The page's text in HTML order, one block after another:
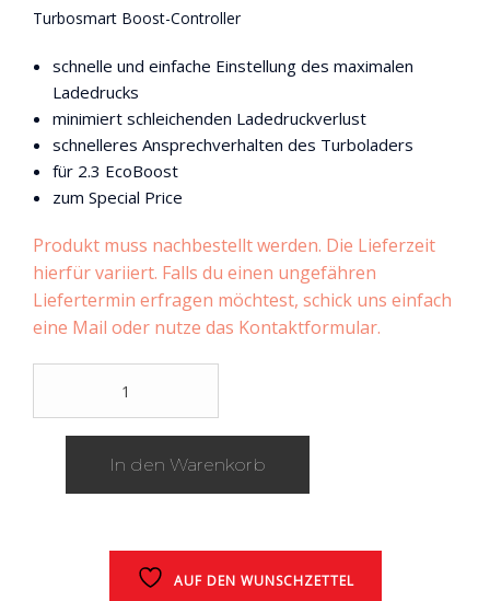
Turbosmart Boost-Controller
schnelle und einfache Einstellung des maximalen
Ladedrucks
minimiert schleichenden Ladedruckverlust
schnelleres Ansprechverhalten des Turboladers
für 2.3 EcoBoost
zum Special Price
Produkt muss nachbestellt werden. Die Lieferzeit
hierfür variiert. Falls du einen ungefähren
Liefertermin erfragen möchtest, schick uns einfach
eine Mail oder nutze das Kontaktformular.
Controller
EcoBoost
In den Warenkorb
AUF DEN WUNSCHZETTEL